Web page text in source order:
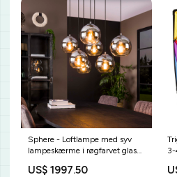
Sphere - Loftlampe med syv
lampeskærme i røgfarvet glas
US$ 1997.50
3-